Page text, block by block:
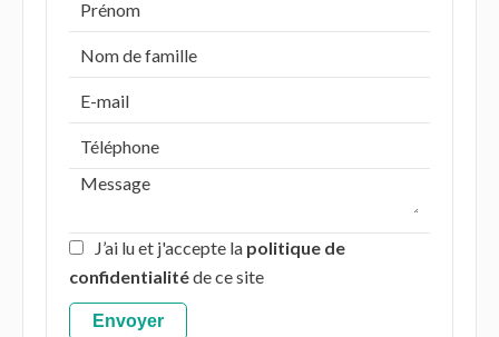
J’ai lu et j'accepte la politique de
confidentialitéde ce site
Envoyer